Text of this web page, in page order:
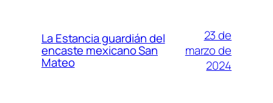
La Estancia guardián del
encaste mexicano San
Mateo
23 de
marzo de
2024